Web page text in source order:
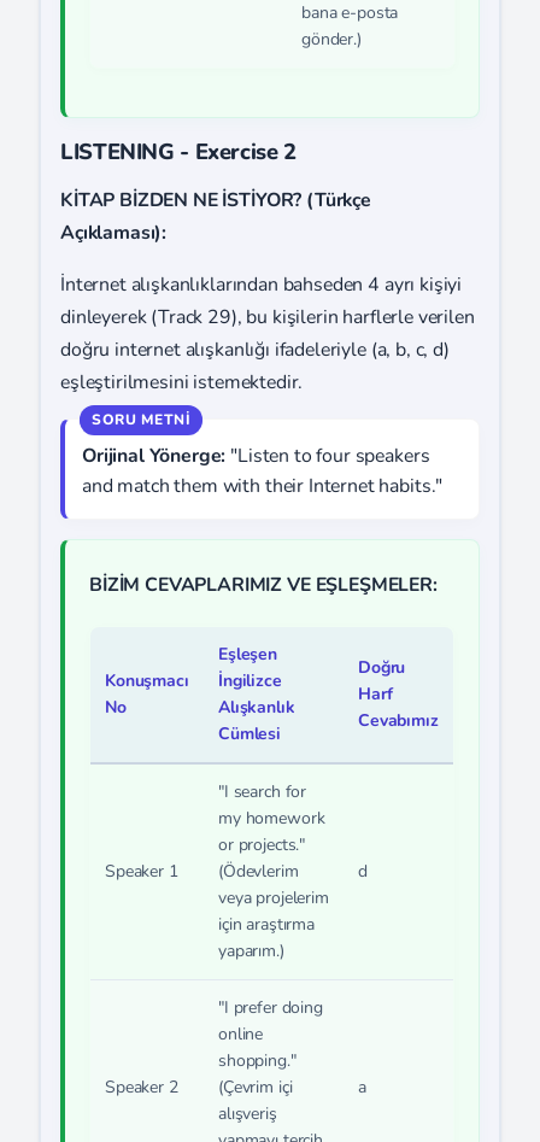
bana e-posta
gönder.)
LISTENING - Exercise 2
KİTAP BİZDEN NE İSTİYOR? (Türkçe
Açıklaması):
İnternet alışkanlıklarından bahseden 4 ayrı kişiyi
dinleyerek (Track 29), bu kişilerin harflerle verilen
doğru internet alışkanlığı ifadeleriyle (a, b, c, d)
eşleştirilmesini istemektedir.
Orijinal Yönerge: "Listen to four speakers
and match them with their Internet habits."
BİZİM CEVAPLARIMIZ VE EŞLEŞMELER:
Konuşmacı
No
Eşleşen
İngilizce
Alışkanlık
Cümlesi
Doğru
Harf
Cevabımız
Speaker 1
"I search for
my homework
or projects."
(Ödevlerim
veya projelerim
için araştırma
yaparım.)
d
Speaker 2
"I prefer doing
online
shopping."
(Çevrim içi
alışveriş
a